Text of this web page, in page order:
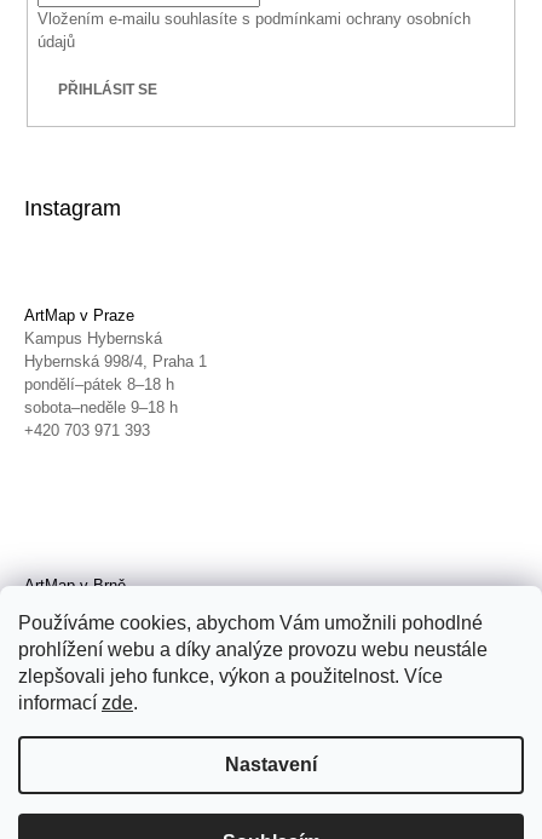
Používáme cookies, abychom Vám umožnili pohodlné
prohlížení webu a díky analýze provozu webu neustále
zlepšovali jeho funkce, výkon a použitelnost. Více
informací zde.
Nastavení
Vložením e-mailu souhlasíte s podmínkami ochrany osobních
údajů
PŘIHLÁSIT SE
Instagram
ArtMap v Praze
Kampus Hybernská
Hybernská 998/4, Praha 1
pondělí–pátek 8–18 h
sobota–neděle 9–18 h
+420 703 971 393
ArtMap v Brně
Radnická 4, Brno
úterý–pátek 11–19 h
sobota 14–19 h
+420 702 152 298